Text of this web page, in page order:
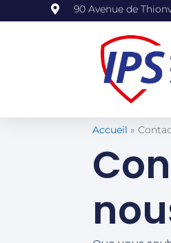
90 Avenue de
Accueil »